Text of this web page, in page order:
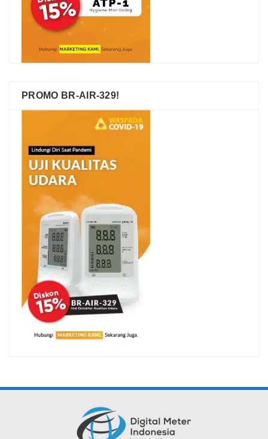
PROMO BR-AIR-329!